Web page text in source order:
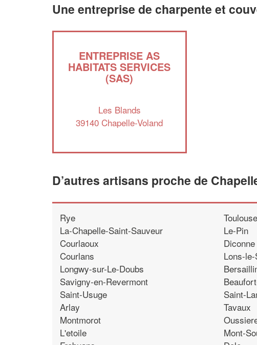
Une entreprise de charpente et
ENTREPRISE AS
HABITATS SERVICES
(SAS)
Les Blands
39140 Chapelle-Voland
D’autres artisans proche de
Rye
La-Chapelle-Saint-Sauveur
Courlaoux
Courlans
Longwy-sur-Le-Doubs
Savigny-en-Revermont
Saint-Usuge
Arlay
Montmorot
L'etoile
Le-Pin
Diconne
Lons-
Saint-
Tavaux
Mont-